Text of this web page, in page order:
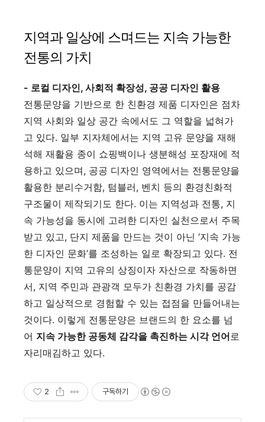
지역과 일상에 스며드는 지속 가능한
전통의 가치
- 로컬 디자인, 사회적 확장성, 공공 디자인 활용
전통문양을 기반으로 한 친환경 제품 디자인은 점차
지역 사회와 일상 공간 속에서도 그 역할을 넓혀가
고 있다. 일부 지자체에서는 지역 고유 문양을 재해
석해 재활용 종이 쇼핑백이나 생분해성 포장재에 적
용하고 있으며, 공공 디자인 영역에서는 전통문양을
활용한 분리수거함, 텀블러, 벤치 등의 환경친화적
구조물이 제작되기도 한다. 이는 지역성과 전통, 지
속 가능성을 동시에 고려한 디자인 실천으로서 주목
받고 있고, 단지 제품을 만드는 것이 아닌 ‘지속 가능
한 디자인 문화’를 조성하는 일로 확장되고 있다. 전
통문양이 지역 고유의 상징이자 자산으로 작동하면
서, 지역 주민과 관광객 모두가 친환경 가치를 공감
하고 일상적으로 경험할 수 있는 접점을 만들어내는
것이다. 이렇게 전통문양은 브랜드의 한 요소를 넘
어 지속 가능한 공동체 감각을 촉진하는 시각 언어로
자리매김하고 있다.
2 구독하기